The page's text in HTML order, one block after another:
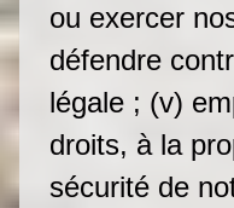
ou exercer
défendre
légale ; (v)
droits, à la
sécurité de